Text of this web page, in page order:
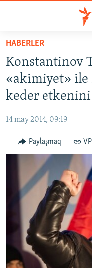
Esas
qaytmaq
Baş
navigatsiyağa
qaytmaq
Qıdıruvğa
qaytmaq
SİYASET
İQTİSADİYAT
MEDENİYET
İNSAN AQLARI
SÜRET
BLOGLAR
Русский
Українською
HABERLER
Konstantinov
«akimiyet» ile
keder etkenini
14 may 2014, 09:19
Paylaşmaq